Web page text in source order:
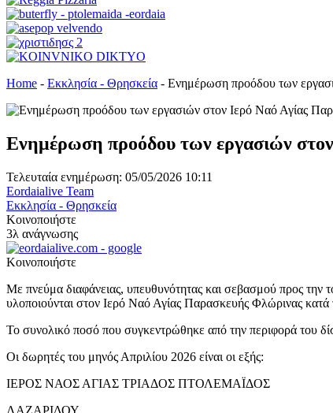
Home - Εκκλησία - Θρησκεία - Ενημέρωση προόδου των
Ενημέρωση προόδου των εργασιών
Τελευταία ενημέρωση: 05/05/2026 10:11
Eordaialive Team
Εκκλησία - Θρησκεία
Κοινοποιήστε
3λ ανάγνωσης
Κοινοποιήστε
Με πνεύμα διαφάνειας, υπευθυνότητας και σεβασμού προς
υλοποιούνται στον Ιερό Ναό Αγίας Παρασκευής Φλώρινας κατά
Το συνολικό ποσό που συγκεντρώθηκε από την περιφορά του
Οι δωρητές του μηνός Απριλίου 2026 είναι οι εξής:
ΙΕΡΟΣ ΝΑΟΣ ΑΓΙΑΣ ΤΡΙΑΔΟΣ ΠΤΟΛΕΜΑΪΔΟΣ
ΛΑΖΑΡΙΔΟΥ